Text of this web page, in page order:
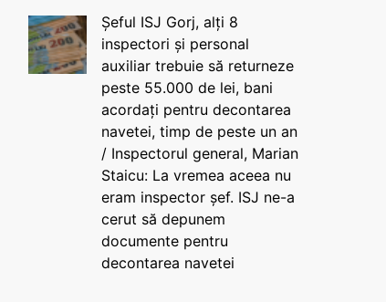
Șeful ISJ Gorj, alți 8
inspectori și personal
auxiliar trebuie să returneze
peste 55.000 de lei, bani
acordați pentru decontarea
navetei, timp de peste un an
/ Inspectorul general, Marian
Staicu: La vremea aceea nu
eram inspector șef. ISJ ne-a
cerut să depunem
documente pentru
decontarea navetei